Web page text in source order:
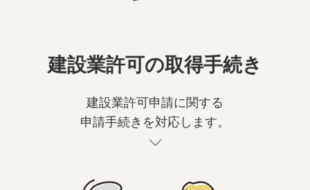
建設業許可の取得手続き
建設業許可申請に関する
申請手続きを対応します。